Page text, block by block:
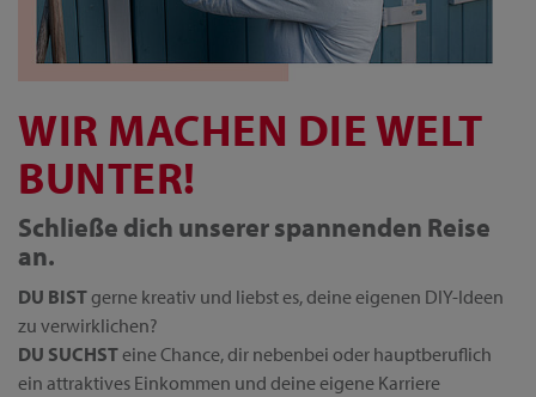
WIR MACHEN DIE WELT
BUNTER!
Schließe dich unserer spannenden Reise
an.
DU BISTgerne kreativ und liebst es, deine eigenen DIY-Ideen
zu verwirklichen?
DU SUCHSTeine Chance, dir nebenbei oder hauptberuflich
ein attraktives Einkommen und deine eigene Karriere